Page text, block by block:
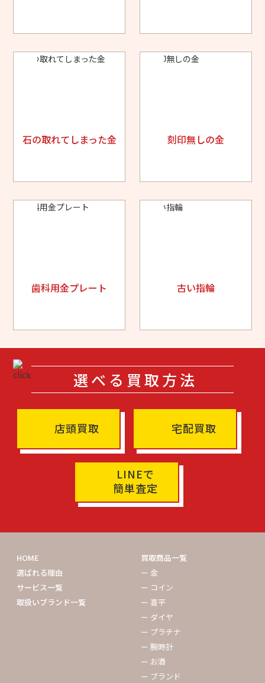
石の取れてしまった金 刻印無しの金
歯科用金プレート 古い指輪
選べる買取方法
店頭買取 宅配買取
LINEで
簡単査定
HOME
選ばれる理由
サービス一覧
取扱いブランド一覧
買取商品一覧
ー 金
ー コイン
ー 喜平
ー ダイヤ
ー プラチナ
ー 腕時計
ー お酒
ー ブランド